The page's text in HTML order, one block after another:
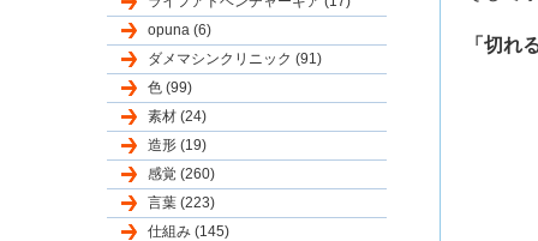
opuna (6)
ダメマシンクリニック (91)
色 (99)
素材 (24)
造形 (19)
感覚 (260)
言葉 (223)
仕組み (145)
「切れ